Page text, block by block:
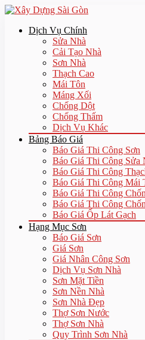
Dịch Vụ Chính
Sửa Nhà
Cải Tạo Nhà
Sơn Nhà
Thạch Cao
Mái Tôn
Máng Xối
Chống Dột
Chống Thấm
Dịch Vụ Khác
Bảng Báo Giá
Báo Giá Thi Công Sơn
Báo Giá Thi Công Sửa
Báo Giá Thi Công
Báo Giá Thi Công Mái
Báo Giá Thi Công
Báo Giá Thi Công
Báo Giá Ốp Lát Gạch
Hạng Mục Sơn
Báo Giá Sơn
Giá Sơn
Giá Nhân Công Sơn
Dịch Vụ Sơn Nhà
Sơn Mặt Tiền
Sơn Nền Nhà
Sơn Nhà Đẹp
Thợ Sơn Nước
Thợ Sơn Nhà
Quy Trình Sơn Nhà